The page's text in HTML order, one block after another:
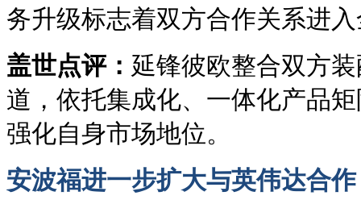
务升级标志着双方合作关系进
盖世点评： 延锋彼欧整合双方
道，依托集成化、一体化产品
强化自身市场地位。
安波福进一步扩大与英伟达合作